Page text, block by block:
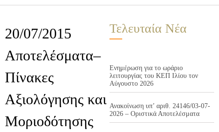
20/07/2015
Αποτελέσματα–
Πίνακες
Αξιολόγησης και
Μοριοδότησης
Τελευταία Νέα
Ενημέρωση για το ωράριο
λειτουργίας του ΚΕΠ Ιλίου τον
Αύγουστο 2026
Ανακοίνωση υπ’ αριθ. 24146/03-07-
2026 – Οριστικά Αποτελέσματα